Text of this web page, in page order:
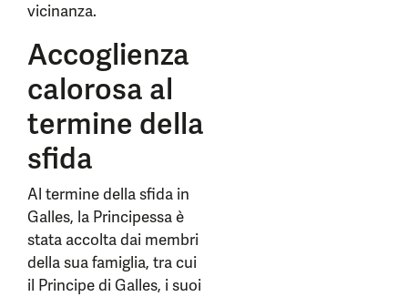
vicinanza.
Accoglienza
calorosa al
termine della
sfida
Al termine della sfida in
Galles, la Principessa è
stata accolta dai membri
della sua famiglia, tra cui
il Principe di Galles, i suoi